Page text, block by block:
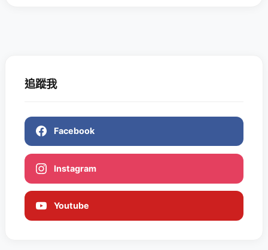
追蹤我
Facebook
Instagram
Youtube